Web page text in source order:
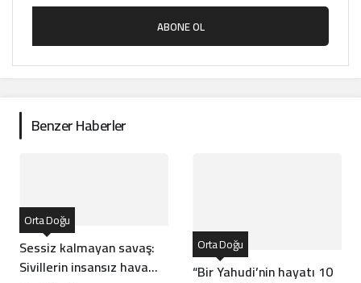
ABONE OL
Benzer Haberler
Sessiz kalmayan savaş:
Sivillerin insansız hava
Orta Doğu
“Bir Yahudi’nin hayatı 10
Orta Doğu